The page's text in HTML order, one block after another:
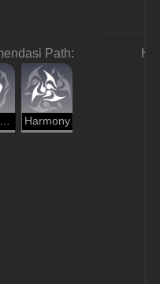
Path:
Harmony